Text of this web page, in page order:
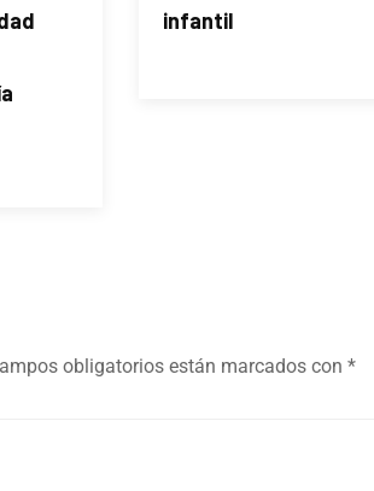
infantil
obligatorios están marcados con *